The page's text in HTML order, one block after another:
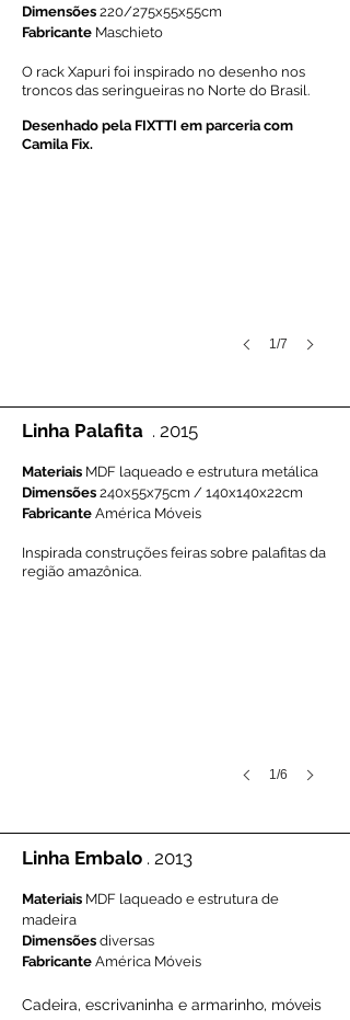
Linha Embalo . 2013
Materiais MDF laqueado e estrutura de
madeira
Dimensões diversas
Fabricante América Móveis
Cadeira, escrivaninha e armarinho, móveis
1/6
Linha Palafita . 2015
Materiais MDF laqueado e estrutura metálica
Dimensões 240x55x75cm / 140x140x22cm
Fabricante América Móveis
Inspirada construções feiras sobre palafitas da
região amazônica.
1/7
Dimensões 220/275x55x55cm
Fabricante Maschieto
​O rack Xapuri foi inspirado no desenho nos
troncos das seringueiras no Norte do Brasil.
Desenhado pela FIXTTI em parceria com
Camila Fix.